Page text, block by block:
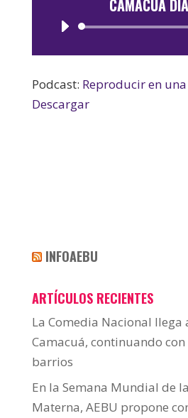
CAMACUÁ
Podcast: Reproducir en
Descargar
INFOAEBU
ARTÍCULOS RECIENTES
La Comedia Nacional llega
Camacuá, continuando
barrios
En la Semana Mundial de
Materna, AEBU propone